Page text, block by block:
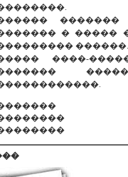
�������
� �����
������.
����-